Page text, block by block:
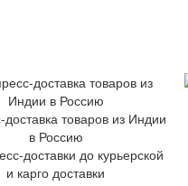
доставка товаров из Индии
в Россию
доставки до курьерской
и карго доставки